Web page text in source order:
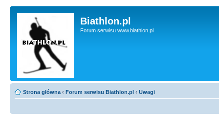
Biathlon.pl
Forum serwisu www.biathlon.pl
Strona główna ‹ Forum serwisu Biathlon.pl ‹ Uwagi